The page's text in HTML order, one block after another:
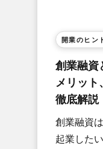
開業の​ヒン
創業融資
メリット
徹底解説
創業融資
起業した